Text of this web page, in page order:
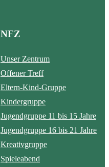
NFZ
Unser Zentrum
Offener Treff
Eltern-Kind-Gruppe
Kindergruppe
Jugendgruppe 11 bis 15 Jahre
Jugendgruppe 16 bis 21 Jahre
Kreativgruppe
Spieleabend